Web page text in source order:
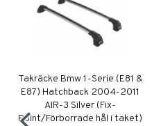
Takräcke Bmw 1-Serie (E81 &
E87) Hatchback 2004-2011
AIR-3 Silver (Fix-
Point/Förborrade hål i taket)